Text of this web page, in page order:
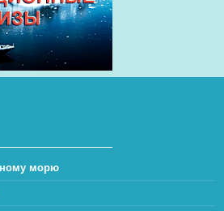
морю